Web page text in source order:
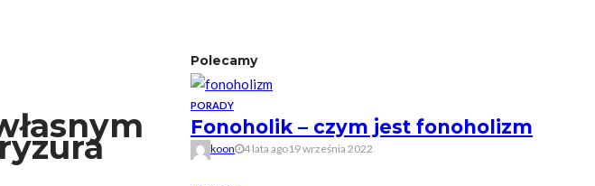
Polecamy
PORADY
Fonoholik – czym jest fonoholizm
koon 4 lata ago19 września 2022